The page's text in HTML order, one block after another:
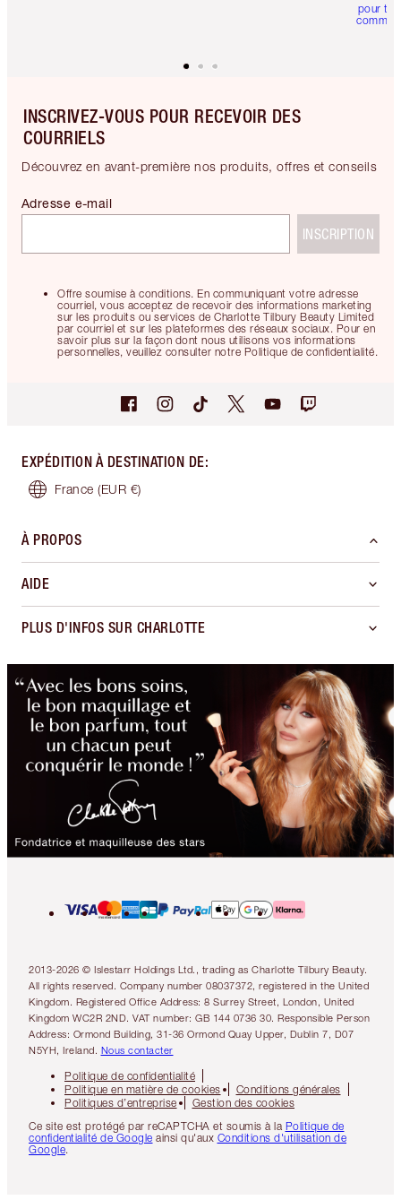
pour
INSCRIVEZ-VOUS POUR RECEVOIR DES
COURRIELS
Découvrez en avant-première nos produits, offres et conseils
Offre soumise à conditions. En communiquant votre adresse
courriel, vous acceptez de recevoir des informations marketing
sur les produits ou services de Charlotte Tilbury Beauty Limited
par courriel et sur les plateformes des réseaux sociaux. Pour en
savoir plus sur la façon dont nous utilisons vos informations
personnelles, veuillez consulter notre Politique de confidentialité.
Adresse e-mail
INSCRIPTION
EXPÉDITION À DESTINATION DE:
France (EUR €)
À PROPOS
AIDE
PLUS D'INFOS SUR CHARLOTTE
2013-2026 © Islestarr Holdings Ltd., trading as Charlotte Tilbury Beauty.
All rights reserved. Company number 08037372, registered in the United
Kingdom. Registered Office Address: 8 Surrey Street, London, United
Kingdom WC2R 2ND. VAT number: GB 144 0736 30. Responsible Person
Address: Ormond Building, 31-36 Ormond Quay Upper, Dublin 7, D07
N5YH, Ireland. Nous contacter
Politique de confidentialité
Politique en matière de cookies
Conditions générales
Politiques d’entreprise
Gestion des cookies
Ce site est protégé par reCAPTCHA et soumis à la Politique de
confidentialité de Google ainsi qu'aux Conditions d'utilisation de
Google.